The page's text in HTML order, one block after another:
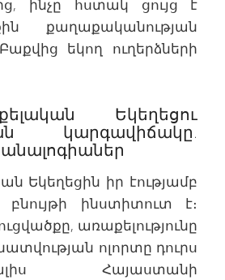
ինչը հստակ ցույց է
քաղաքականության
եկող ուղերձների
Եկեղեցու
կարգավիճակը.
Եկեղեցին իր էությամբ
ինստիտուտ է։
առաքելությունը
ոլորտը դուրս
Հայաստանի